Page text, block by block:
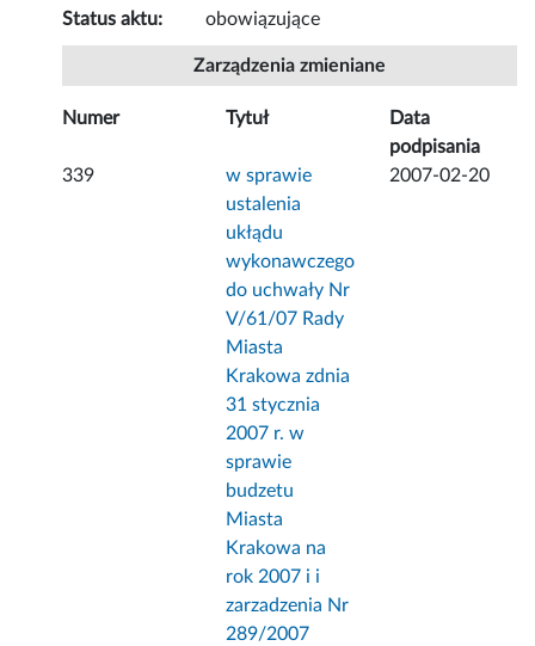
Status aktu: obowiązujące
Zarządzenia zmieniane
Numer Tytuł
Data
podpisania
339
w sprawie
ustalenia
ukłądu
wykonawczego
do uchwały Nr
V/61/07 Rady
Miasta
Krakowa zdnia
31 stycznia
2007 r. w
sprawie
budzetu
Miasta
Krakowa na
rok 2007 i i
zarzadzenia Nr
289/2007
2007-02-20